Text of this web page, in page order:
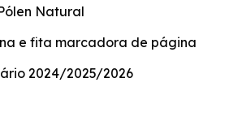
Natural
e fita marcadora de página
2024/2025/2026